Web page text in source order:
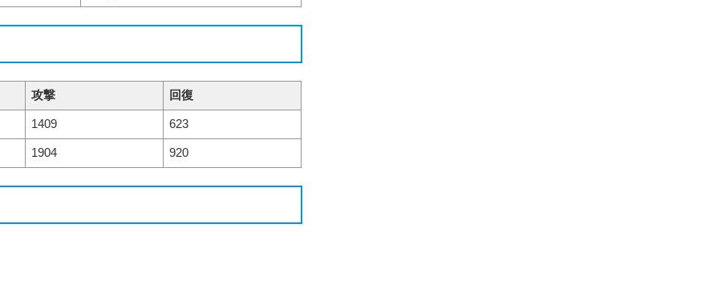
攻撃 回復
1409 623
1904 920